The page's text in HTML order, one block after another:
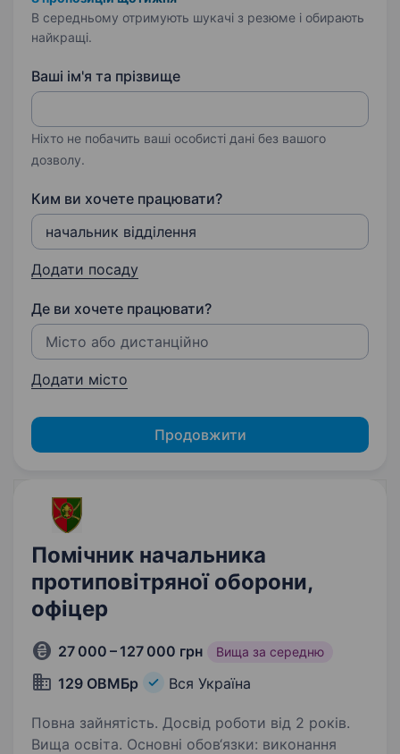
В середньому отримують шукачі з резюме і обирають
найкращі.
Ваші ім'я та прізвище
Ніхто не побачить ваші особисті дані без вашого
дозволу.
Ким ви хочете працювати?
Додати посаду
Де ви хочете працювати?
Додати місто
Продовжити
Помічник начальника
протиповітряної оборони,
офіцер
27 000 – 127 000 грн Вища за середню
129 ОВМБр Вся Україна
Повна зайнятість. Досвід роботи від 2 років.
Вища освіта. Основні обов‘язки: виконання